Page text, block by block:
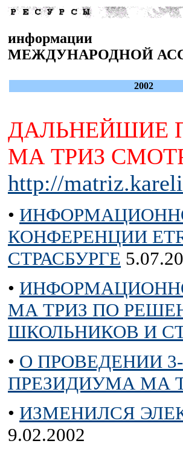
информации
МЕЖДУНАРОДНОЙ
2002
ДАЛЬНЕЙШИЕ
МА ТРИЗ
http://
•
КОНФЕРЕНЦИИ
СТРАСБУРГЕ
•
МА ТРИЗ ПО
ШКОЛЬНИКОВ И
• О ПРОВЕДЕНИИ
ПРЕЗИДИУМА МА
• ИЗМЕНИЛСЯ
9.02.2002